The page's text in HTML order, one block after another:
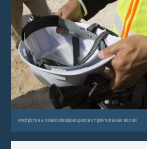
изобретены самоохлаждающиеся строительные каски